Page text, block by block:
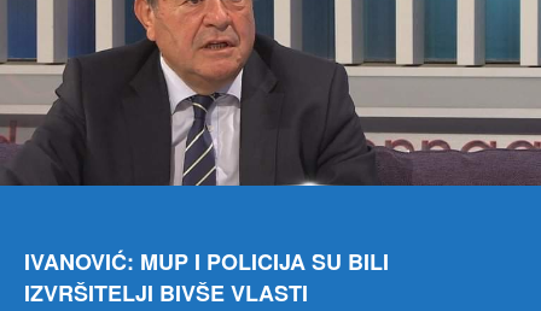
IVANOVIĆ: MUP I POLICIJA SU BILI
IZVRŠITELJI BIVŠE VLASTI